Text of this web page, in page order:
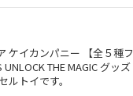
ケイカンパニー 【全５種フ
THE MAGIC グッズ
ルトイです。